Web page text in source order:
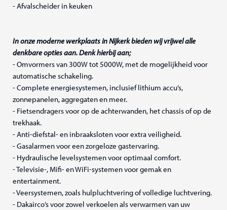
- Afvalscheider in keuken
In onze moderne werkplaats in Nijkerk bieden wij vrijwel alle
denkbare opties aan. Denk hierbij aan;
- Omvormers van 300W tot 5000W, met de mogelijkheid voor
automatische schakeling.
- Complete energiesystemen, inclusief lithium accu’s,
zonnepanelen, aggregaten en meer.
- Fietsendragers voor op de achterwanden, het chassis of op de
trekhaak.
- Anti-diefstal- en inbraaksloten voor extra veiligheid.
- Gasalarmen voor een zorgeloze gastervaring.
- Hydraulische levelsystemen voor optimaal comfort.
- Televisie-, Mifi- en WiFi-systemen voor gemak en
entertainment.
- Veersystemen, zoals hulpluchtvering of volledige luchtvering.
- Dakairco’s voor zowel verkoelen als verwarmen van uw